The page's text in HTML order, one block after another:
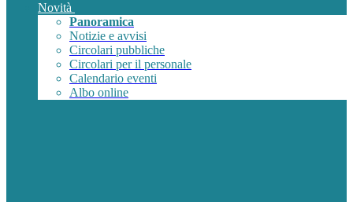
Novità
Panoramica
Notizie e avvisi
Circolari pubbliche
Circolari per il personale
Calendario eventi
Albo online